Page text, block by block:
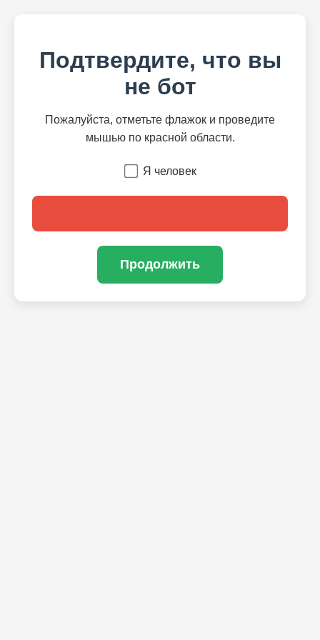
Подтвердите, что вы
не бот
Пожалуйста, отметьте флажок и проведите
мышью по красной области.
Я человек
Продолжить